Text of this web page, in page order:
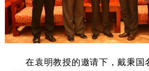
在袁明教授的邀请下，戴秉国